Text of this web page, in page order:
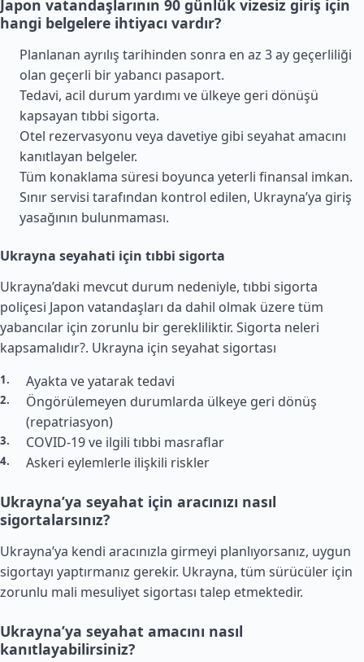
Japon vatandaşlarının 90 günlük vizesiz giriş için
hangi belgelere ihtiyacı vardır?
Planlanan ayrılış tarihinden sonra en az 3 ay geçerliliği
olan geçerli bir yabancı pasaport.
Tedavi, acil durum yardımı ve ülkeye geri dönüşü
kapsayan tıbbi sigorta.
Otel rezervasyonu veya davetiye gibi seyahat amacını
kanıtlayan belgeler.
Tüm konaklama süresi boyunca yeterli finansal imkan.
Sınır servisi tarafından kontrol edilen, Ukrayna’ya giriş
yasağının bulunmaması.
Ukrayna seyahati için tıbbi sigorta
Ukrayna’daki mevcut durum nedeniyle, tıbbi sigorta
poliçesi Japon vatandaşları da dahil olmak üzere tüm
yabancılar için zorunlu bir gerekliliktir. Sigorta neleri
kapsamalıdır?. Ukrayna için seyahat sigortası
Ayakta ve yatarak tedavi
Öngörülemeyen durumlarda ülkeye geri dönüş
(repatriasyon)
COVID-19 ve ilgili tıbbi masraflar
Askeri eylemlerle ilişkili riskler
Ukrayna’ya seyahat için aracınızı nasıl
sigortalarsınız?
Ukrayna’ya kendi aracınızla girmeyi planlıyorsanız, uygun
sigortayı yaptırmanız gerekir. Ukrayna, tüm sürücüler için
zorunlu mali mesuliyet sigortası talep etmektedir.
Ukrayna’ya seyahat amacını nasıl
kanıtlayabilirsiniz?